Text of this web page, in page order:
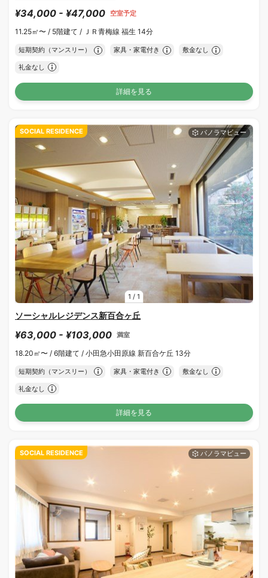
¥34,000 - ¥47,000 空室予定
11.25㎡〜 / 5階建て / ＪＲ青梅線 福生 14分
短期契約（マンスリー） 家具・家電付き 敷金なし
礼金なし
詳細を見る
1 / 1
SOCIAL RESIDENCE
ソーシャルレジデンス新百合ヶ丘
¥63,000 - ¥103,000 満室
18.20㎡〜 / 6階建て / 小田急小田原線 新百合ケ丘 13分
短期契約（マンスリー） 家具・家電付き 敷金なし
礼金なし
詳細を見る
SOCIAL RESIDENCE